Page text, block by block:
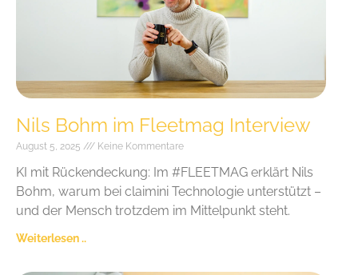
Nils Bohm im Fleetmag Interview
August 5, 2025 Keine Kommentare
KI mit Rückendeckung: Im #FLEETMAG erklärt Nils
Bohm, warum bei claimini Technologie unterstützt –
und der Mensch trotzdem im Mittelpunkt steht.
Weiterlesen ..